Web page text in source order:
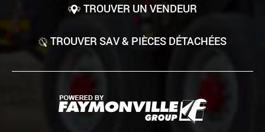
TROUVER UN VENDEUR
TROUVER SAV & PIÈCES DÉTACHÉES